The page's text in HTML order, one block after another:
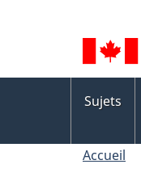
de
la
langue
des
Sujets
Accueil